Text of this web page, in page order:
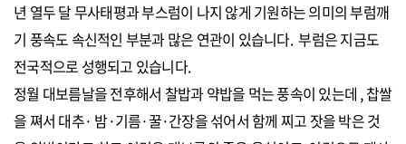
년 열두 달 무사태평과 부스럼이 나지 않게 기원하는 의미의 부럼깨
기 풍속도 속신적인 부분과 많은 연관이 있습니다. 부럼은 지금도
전국적으로 성행되고 있습니다.
정월 대보름날을 전후해서 찰밥과 약밥을 먹는 풍속이 있는데 , 찹쌀
을 쪄서 대추· 밤·기름·꿀·간장을 섞어서 함께 찌고 잣을 박은 것